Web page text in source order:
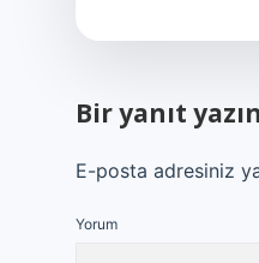
Bir yanıt yazın
E-posta adresiniz
Yorum